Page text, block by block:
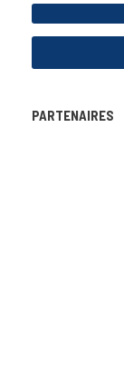
PARTENAIRES